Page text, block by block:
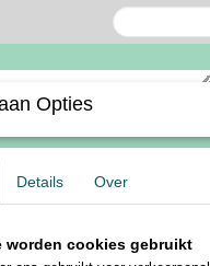
> Harry's Horse zadeldek
Opties
Details Over
worden cookies gebruikt